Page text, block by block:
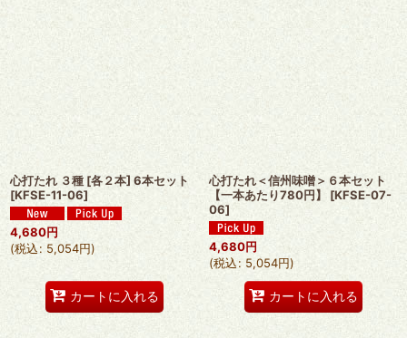
心打たれ ３種 [各２本] 6本セット
[KFSE-11-06]
4,680円
(税込: 5,054円)
カートに入れる
心打たれ＜信州味噌＞６本セット
【一本あたり780円】
[KFSE-07-
06]
4,680円
(税込: 5,054円)
カートに入れる